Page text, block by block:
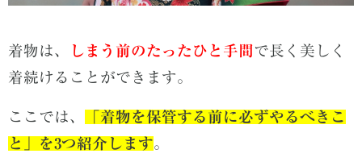
着物は、 しまう前のたったひと手間で長く美しく
着続けることができます。
ここでは、
「着物を保管する前に必ずやるべきこ
と」を3つ紹介します。